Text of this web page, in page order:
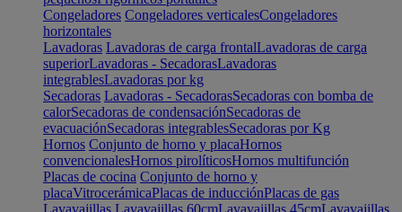
Congeladores Congeladores verticalesCongeladores
horizontales
Lavadoras Lavadoras de carga frontalLavadoras de carga
superiorLavadoras - SecadorasLavadoras
integrablesLavadoras por kg
Secadoras Lavadoras - SecadorasSecadoras con bomba de
calorSecadoras de condensaciónSecadoras de
evacuaciónSecadoras integrablesSecadoras por Kg
Hornos Conjunto de horno y placaHornos
convencionalesHornos pirolíticosHornos multifunción
Placas de cocina Conjunto de horno y
placaVitrocerámicaPlacas de inducciónPlacas de gas
Lavavajillas Lavavajillas 60cmLavavajillas 45cmLavavajillas